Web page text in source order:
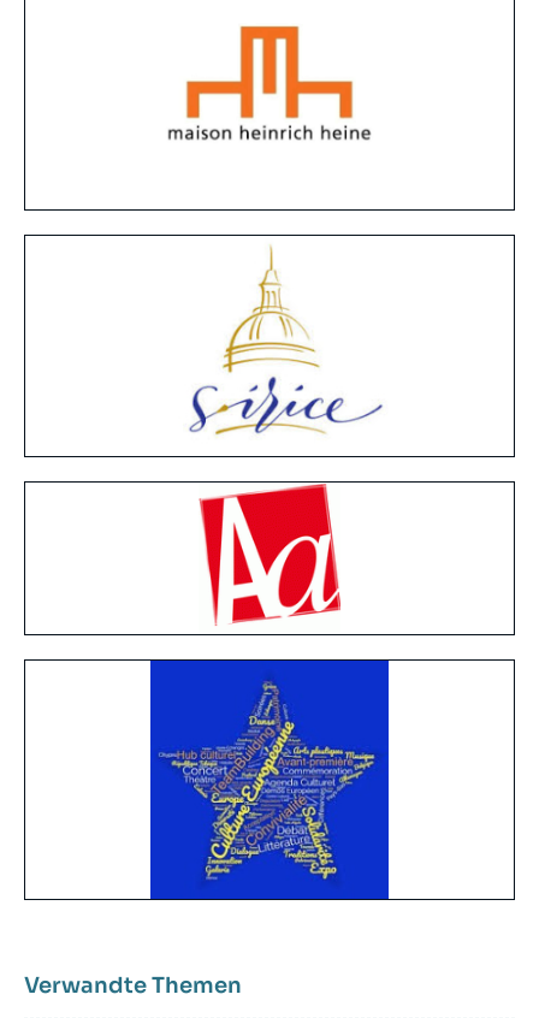
Image
Principale
Reseau
Verwandte Themen